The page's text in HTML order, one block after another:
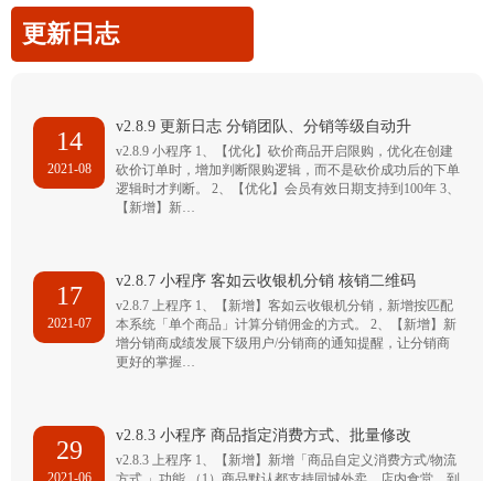
更新日志
14
2021-08
v2.8.9 更新日志 分销团队、分销等级自动升
v2.8.9 小程序 1、【优化】砍价商品开启限购，优化在创建
砍价订单时，增加判断限购逻辑，而不是砍价成功后的下单
逻辑时才判断。 2、【优化】会员有效日期支持到100年 3、
【新增】新…
17
2021-07
v2.8.7 小程序 客如云收银机分销 核销二维码
v2.8.7 上程序 1、【新增】客如云收银机分销，新增按匹配
本系统「单个商品」计算分销佣金的方式。 2、【新增】新
增分销商成绩发展下级用户/分销商的通知提醒，让分销商
更好的掌握…
29
2021-06
v2.8.3 小程序 商品指定消费方式、批量修改
v2.8.3 上程序 1、【新增】新增「商品自定义消费方式/物流